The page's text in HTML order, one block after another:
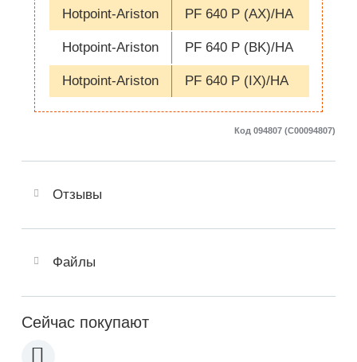
Hotpoint-Ariston PF 640 P (AX)/HA
Hotpoint-Ariston PF 640 P (BK)/HA
Hotpoint-Ariston PF 640 P (IX)/HA
Код 094807 (C00094807)
Отзывы
Файлы
Сейчас покупают